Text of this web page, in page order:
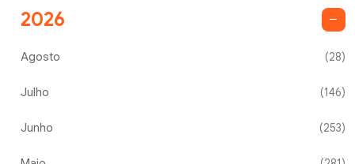
2026
Agosto (28)
Julho (146)
Junho (253)